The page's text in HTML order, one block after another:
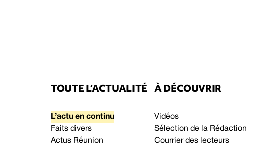
TOUTE L’ACTUALITÉ
L’actu en continu
Faits divers
Actus Réunion
À DÉCOUVRIR
Vidéos
Sélection de la Rédaction
Courrier des lecteurs